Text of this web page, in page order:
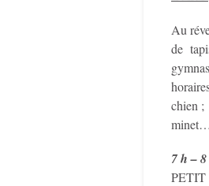
Au
de
chien ;
minet…
7 h –
PETIT